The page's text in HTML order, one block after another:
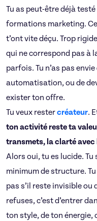
Tu as peut-être déjà
formations marketing.
t’ont vite déçu. Trop
qui ne correspond pas à
parfois. Tu n’as pas
automatisation, ou de
exister ton offre.
Tu veux restercréateur.
ton activité reste ta
transmets, la clarté avec
Alors oui, tu es lucide.
minimum de structure.
pas s’il reste invisible ou
refuses, c’est d’entrer
ton style, de ton énergie,